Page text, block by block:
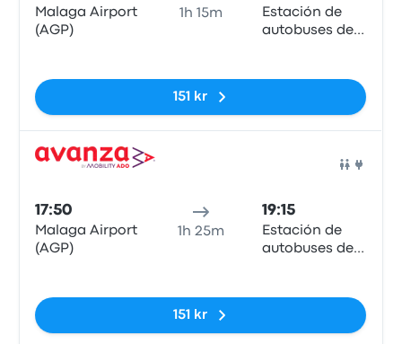
Malaga Airport
(AGP)
1h 15m
Estación de
autobuses de
151 kr
17:50
Malaga Airport
(AGP)
1h 25m
19:15
Estación de
autobuses de
151 kr